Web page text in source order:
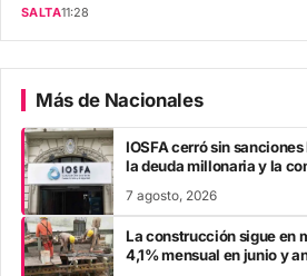
SALTA11:28
Más de Nacionales
IOSFA cerró sin
la deuda millonaria y la
7 agosto, 2026
La construcción sigue en
4,1% mensual en junio y